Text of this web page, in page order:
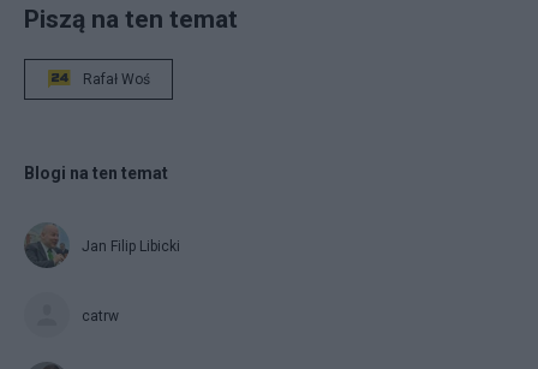
Piszą na ten temat
Rafał Woś
Blogi na ten temat
Jan Filip Libicki
catrw